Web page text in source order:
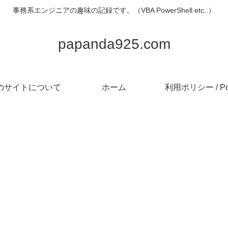
事務系エンジニアの趣味の記録です。（VBA PowerShell etc..）
papanda925.com
サイトについて ホーム 利用ポリシー /